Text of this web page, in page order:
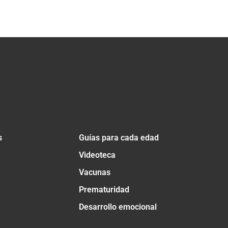
Guías para cada edad
Videoteca
Vacunas
Prematuridad
Desarrollo emocional